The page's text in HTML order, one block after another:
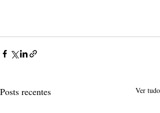
Posts recentes Ver tudo